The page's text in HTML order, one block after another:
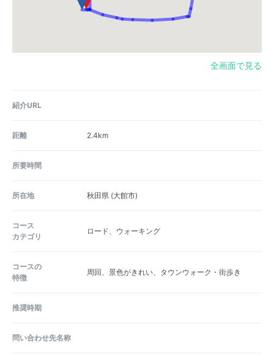
全画面で見る
紹介URL
距離 2.4km
所要時間
所在地 秋田県 (大館市)
コース
カテゴリ
ロード、ウォーキング
コースの
特徴
周回、景色がきれい、タウンウォーク・街歩き
推奨時期
問い合わせ先名称